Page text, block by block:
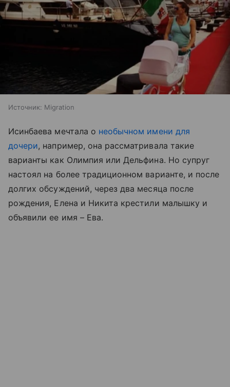
Источник: Migration
Исинбаева мечтала о необычном имени для
дочери, например, она рассматривала такие
варианты как Олимпия или Дельфина. Но супруг
настоял на более традиционном варианте, и после
долгих обсуждений, через два месяца после
рождения, Елена и Никита крестили малышку и
объявили ее имя – Ева.